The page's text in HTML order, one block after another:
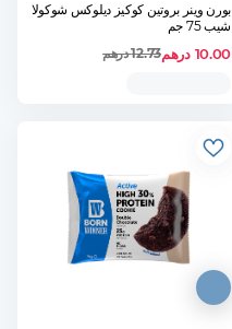
بورن وينر بروتين كوكيز ديلوكس شوكولا
شيب 75 جم
10.00 درهم12.73درهم